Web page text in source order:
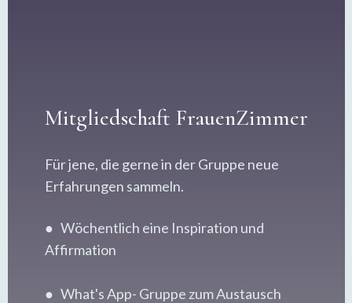
Mitgliedschaft FrauenZimmer
Für jene, die gerne in der Gruppe neue
Erfahrungen sammeln.
● Wöchentlich eine Inspiration und
Affirmation
● What's App- Gruppe zum Austausch